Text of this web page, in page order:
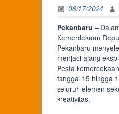
08/17/2024
Pekanbaru –
Kemerdekaan
Pekanbaru
menjadi ajang
Pesta
tanggal 15 hingga
seluruh elemen
kreativitas.